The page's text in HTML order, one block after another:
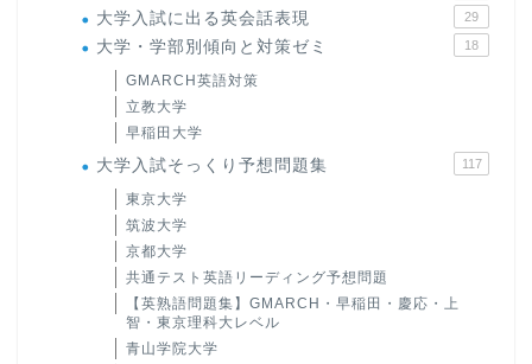
大学入試に出る英会話表現 29
大学・学部別傾向と対策ゼミ 18
GMARCH英語対策
立教大学
早稲田大学
大学入試そっくり予想問題集 117
東京大学
筑波大学
京都大学
共通テスト英語リーディング予想問題
【英熟語問題集】GMARCH・早稲田・慶応・上
智・東京理科大レベル
青山学院大学